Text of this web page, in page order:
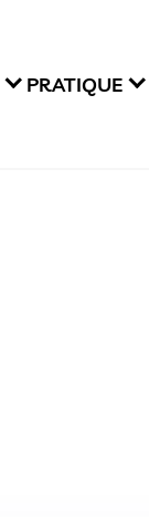
PRATIQUE